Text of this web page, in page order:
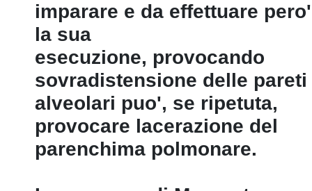
imparare e da effettuare pero'
la sua
esecuzione, provocando
sovradistensione delle pareti
alveolari puo', se ripetuta,
provocare lacerazione del
parenchima polmonare.